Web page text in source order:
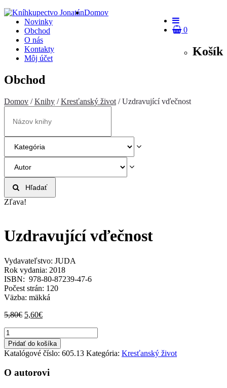
0
Košík
Domov
Novinky
Obchod
O nás
Kontakty
Môj účet
Obchod
Domov /Knihy /Kresťanský život / Uzdravující vďečnost
Hľadať
Zľava!
Uzdravující vďečnost
Vydavateľstvo: JUDA
Rok vydania: 2018
ISBN: 978-80-87239-47-6
Počest strán: 120
Väzba: mäkká
5,80€ Pôvodná
5,80€.
5,60€Aktuálna
5,60€.
množstvo
Uzdravující
vďečnost
Pridať do košíka
Katalógové číslo: 605.13 Kategória: Kresťanský život
O autorovi